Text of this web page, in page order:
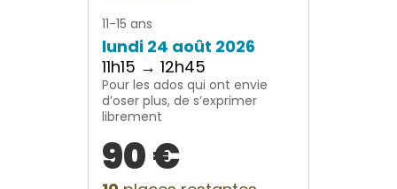
11-15 ans
lundi 24 août 2026
11h15 → 12h45
Pour les ados qui ont envie
d’oser plus, de s’exprimer
librement
90 €